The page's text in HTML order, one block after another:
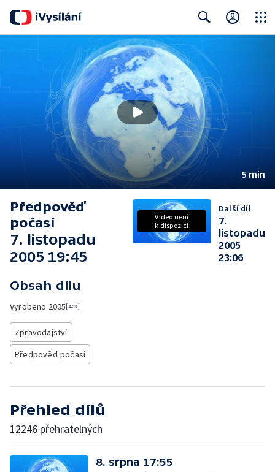
5 min
Předpověď
počasí
7. listopadu
2005 19:45
Obsah dílu
Vyrobeno 2005
Zpravodajství
Předpověď počasí
Video není
k dispozici
Další díl
7.
listopadu
2005
23:06
Přehled dílů
12246 přehratelných
8. srpna 17:55